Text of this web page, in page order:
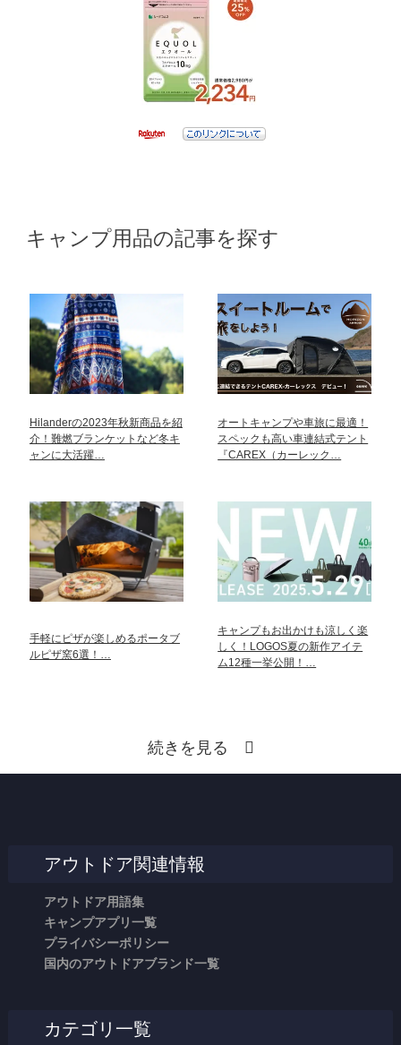
キャンプ用品の記事を探す
Hilanderの2023年秋新商品を紹
介！難燃ブランケットなど冬キ
ャンに大活躍…
オートキャンプや車旅に最適！
スペックも高い車連結式テント
『CAREX（カーレック…
手軽にピザが楽しめるポータブ
ルピザ窯6選！…
キャンプもお出かけも涼しく楽
しく！LOGOS夏の新作アイテ
ム12種一挙公開！…
続きを見る
アウトドア関連情報
アウトドア用語集
キャンプアプリ一覧
プライバシーポリシー
国内のアウトドアブランド一覧
カテゴリ一覧